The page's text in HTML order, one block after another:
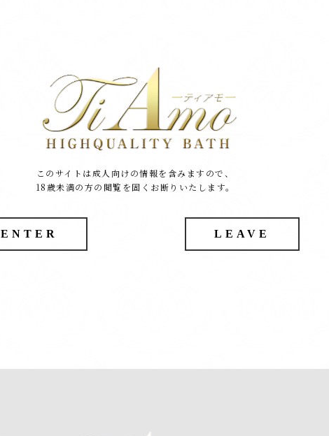
このサイトは成人向けの情報を含みますので、
18歳未満の方の閲覧を固くお断りいたします。
ENTER LEAVE